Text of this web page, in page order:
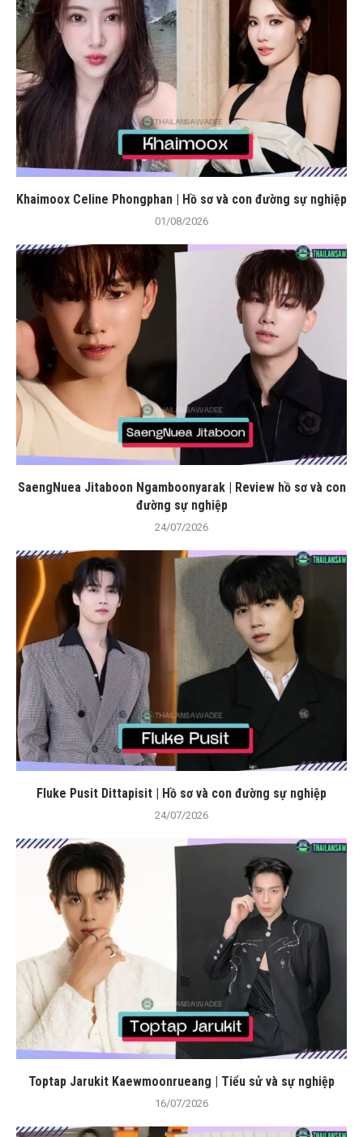
Khaimoox Celine Phongphan | Hồ sơ và con đường sự nghiệp
01/08/2026
SaengNuea Jitaboon Ngamboonyarak | Review hồ sơ và con
đường sự nghiệp
24/07/2026
Fluke Pusit Dittapisit | Hồ sơ và con đường sự nghiệp
24/07/2026
Toptap Jarukit Kaewmoonrueang | Tiểu sử và sự nghiệp
16/07/2026